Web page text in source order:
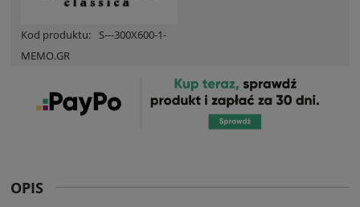
Kod produktu:
S---300X600-1-
MEMO.GR
OPIS